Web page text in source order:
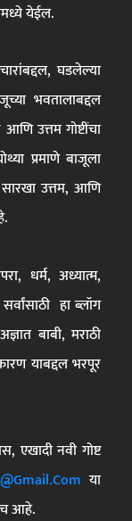
येईल.
घडलेल्या
भवतालाबद्दल
उत्तम गोष्टींचा
प्रमाणे बाजूला
उत्तम, आणि
धर्म, अध्यात्म,
हा ब्लॉग
बाबी, मराठी
याबद्दल भरपूर
एखादी नवी गोष्ट
या
आहे.